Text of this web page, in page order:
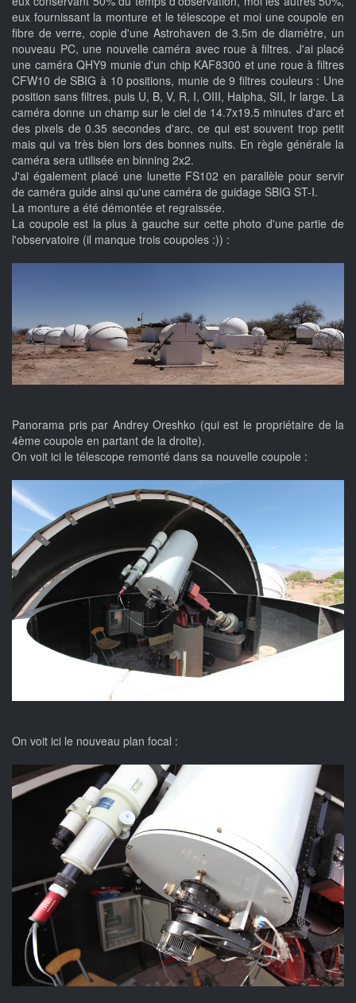
eux fournissant la monture et le télescope et moi une coupole en
fibre de verre, copie d'une Astrohaven de 3.5m de diamètre, un
nouveau PC, une nouvelle caméra avec roue à filtres. J'ai placé
une caméra QHY9 munie d'un chip KAF8300 et une roue à filtres
CFW10 de SBIG à 10 positions, munie de 9 filtres couleurs : Une
position sans filtres, puis U, B, V, R, I, OIII, Halpha, SII, Ir large. La
caméra donne un champ sur le ciel de 14.7x19.5 minutes d'arc et
des pixels de 0.35 secondes d'arc, ce qui est souvent trop petit
mais qui va très bien lors des bonnes nuits. En règle générale la
caméra sera utilisée en binning 2x2.
J'ai également placé une lunette FS102 en parallèle pour servir
de caméra guide ainsi qu'une caméra de guidage SBIG ST-I.
La monture a été démontée et regraissée.
La coupole est la plus à gauche sur cette photo d'une partie de
l'observatoire (il manque trois coupoles :)) :
Panorama pris par Andrey Oreshko (qui est le propriétaire de la
4ème coupole en partant de la droite).
On voit ici le télescope remonté dans sa nouvelle coupole :
On voit ici le nouveau plan focal :